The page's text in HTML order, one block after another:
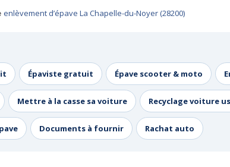
enlèvement d’épave La Chapelle-du-Noyer (28200)
Épaviste gratuit Épave scooter & moto
Mettre à la casse sa voiture Recyclage voiture
Documents à fournir Rachat auto